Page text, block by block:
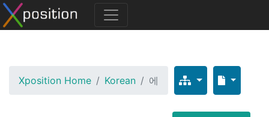
Xposition Home Korean 에